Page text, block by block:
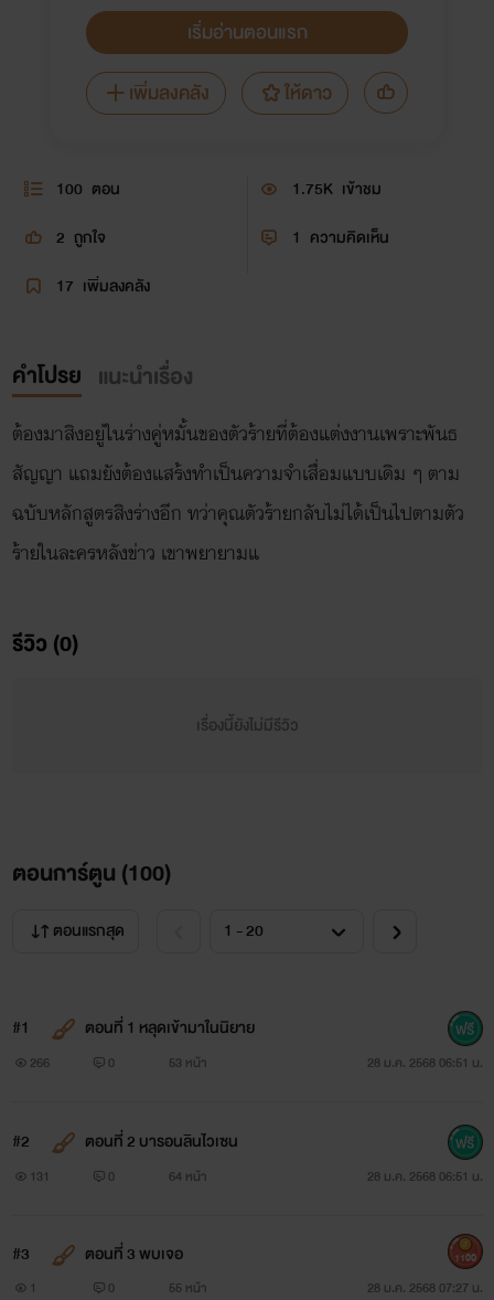
เริ่มอ่านตอนแรก
เพิ่มลงคลัง
ให้ดาว
100 ตอน 1.75K เข้าชม
2 ถูกใจ 1 ความคิดเห็น
17 เพิ่มลงคลัง
คำโปรย แนะนำเรื่อง
ต้องมาสิงอยู่ในร่างคู่หมั้นของตัวร้ายที่ต้องแต่งงานเพราะพันธ
สัญญา แถมยังต้องแสร้งทำเป็นความจำเสื่อมแบบเดิม ๆ ตาม
ฉบับหลักสูตรสิงร่างอีก ทว่าคุณตัวร้ายกลับไม่ได้เป็นไปตามตัว
ร้ายในละครหลังข่าว เขาพยายามแ
รีวิว (0)
เรื่องนี้ยังไม่มีรีวิว
ตอนการ์ตูน (100)
ตอนแรกสุด
#1 ตอนที่ 1 หลุดเข้ามาในนิยาย
266 0 53 หน้า 28 ม.ค. 2568 06:51 น.
#2 ตอนที่ 2 บารอนลินไวเซน
131 0 64 หน้า 28 ม.ค. 2568 06:51 น.
#3 ตอนที่ 3 พบเจอ
1 0 55 หน้า 28 ม.ค. 2568 07:27 น.
1100